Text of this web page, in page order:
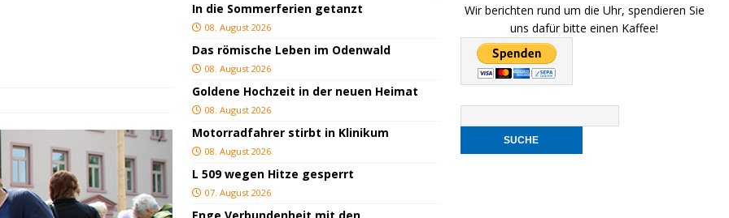
verletzt
GESELLSCHAFT
BLAULICHT
In die Sommerferien getanzt
08. August 2026
Das römische Leben im Odenwald
08. August 2026
Goldene Hochzeit in der neuen Heimat
08. August 2026
Motorradfahrer stirbt in Klinikum
08. August 2026
L 509 wegen Hitze gesperrt
07. August 2026
Wir berichten rund um die Uhr, spendieren Sie
uns dafür bitte einen Kaffee!